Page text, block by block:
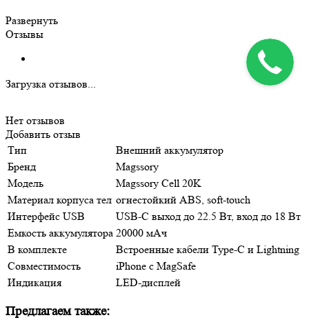
Развернуть
Отзывы
Загрузка отзывов...
Нет отзывов
Добавить отзыв
Тип
Внешний аккумулятор
Бренд
Magssory
Модель
Magssory Cell 20K
Материал корпуса тел огнестойкий ABS, soft-touch
Интерфейс USB
USB-C выход до 22.5 Вт, вход до 18 Вт
Емкость аккумулятора 20000 мАч
В комплекте
Встроенные кабели Type-C и Lightning
Совместимость
iPhone с MagSafe
Индикация
LED-дисплей
Предлагаем также: